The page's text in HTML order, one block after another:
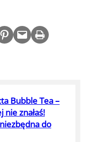
Email this Page Print this Page
Bubble Tea –
nie znałaś!
do